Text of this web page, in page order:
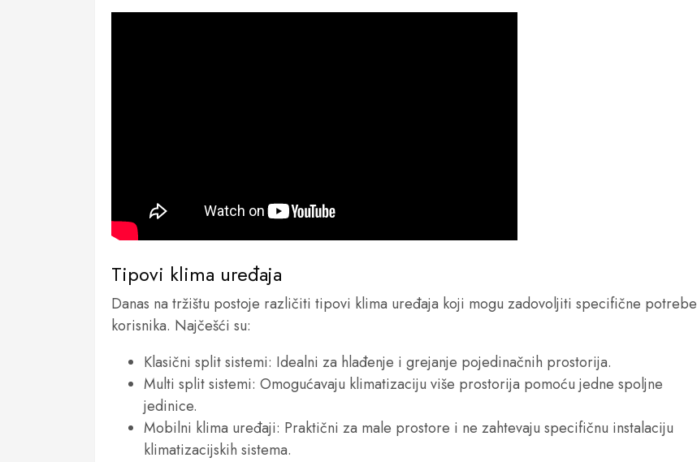
Tipovi klima uređaja
Danas na tržištu postoje različiti tipovi klima uređaja koji mogu zadovoljiti specifične potrebe
korisnika. Najčešći su:
Klasični split sistemi: Idealni za hlađenje i grejanje pojedinačnih prostorija.
Multi split sistemi: Omogućavaju klimatizaciju više prostorija pomoću jedne spoljne
jedinice.
Mobilni klima uređaji: Praktični za male prostore i ne zahtevaju specifičnu instalaciju
klimatizacijskih sistema.